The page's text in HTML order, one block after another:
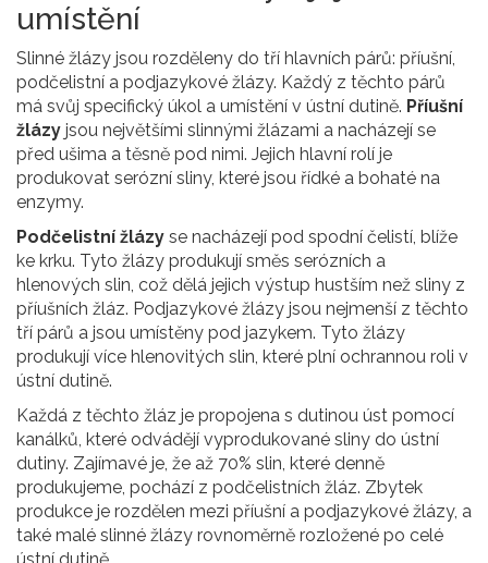
umístění
Slinné žlázy jsou rozděleny do tří hlavních párů: příušní,
podčelistní a podjazykové žlázy. Každý z těchto párů
má svůj specifický úkol a umístění v ústní dutině. Příušní
žlázy jsou největšími slinnými žlázami a nacházejí se
před ušima a těsně pod nimi. Jejich hlavní rolí je
produkovat serózní sliny, které jsou řídké a bohaté na
enzymy.
Podčelistní žlázy se nacházejí pod spodní čelistí, blíže
ke krku. Tyto žlázy produkují směs serózních a
hlenových slin, což dělá jejich výstup hustším než sliny z
příušních žláz. Podjazykové žlázy jsou nejmenší z těchto
tří párů a jsou umístěny pod jazykem. Tyto žlázy
produkují více hlenovitých slin, které plní ochrannou roli v
ústní dutině.
Každá z těchto žláz je propojena s dutinou úst pomocí
kanálků, které odvádějí vyprodukované sliny do ústní
dutiny. Zajímavé je, že až 70% slin, které denně
produkujeme, pochází z podčelistních žláz. Zbytek
produkce je rozdělen mezi příušní a podjazykové žlázy, a
také malé slinné žlázy rovnoměrně rozložené po celé